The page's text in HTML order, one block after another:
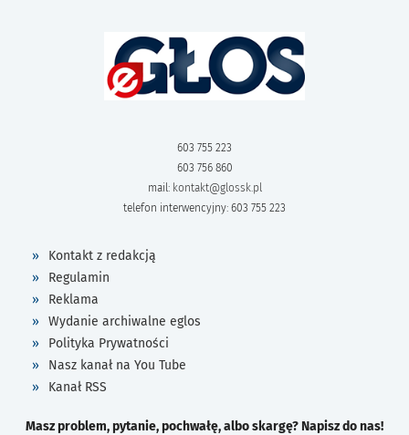
603 755 223
603 756 860
mail: kontakt@glossk.pl
telefon interwencyjny: 603 755 223
Kontakt z redakcją
Regulamin
Reklama
Wydanie archiwalne eglos
Polityka Prywatności
Nasz kanał na You Tube
Kanał RSS
Masz problem, pytanie, pochwałę, albo skargę? Napisz do nas!